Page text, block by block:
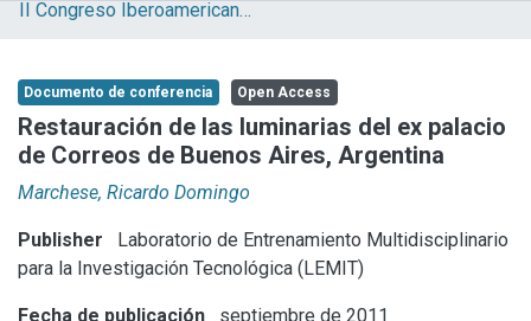
Explorar
Aportar material
Statistics
II Congreso Iberoamericano y X Jornada de Técnicas de Reparación y Conservación del Patrimonio
Documento de conferencia Open Access
Restauración de las luminarias del ex palacio
de Correos de Buenos Aires, Argentina
Marchese, Ricardo Domingo
Publisher
Laboratorio de Entrenamiento Multidisciplinario
para la Investigación Tecnológica (LEMIT)
Fecha de publicación septiembre de 2011